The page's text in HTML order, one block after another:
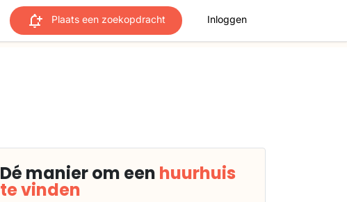
Plaats een zoekopdracht Inloggen
Dé manier om een huurhuis
te vinden